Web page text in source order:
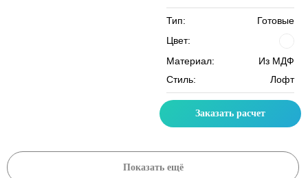
Тип:
Готовые
Цвет:
Материал:
Из МДФ
Стиль:
Лофт
Заказать расчет
Показать ещё